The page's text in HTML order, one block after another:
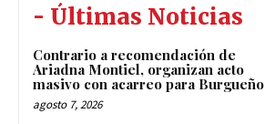
- Últimas Noticias
Contrario a recomendación de
Ariadna Montiel, organizan acto
masivo con acarreo para Burgueño
agosto 7, 2026